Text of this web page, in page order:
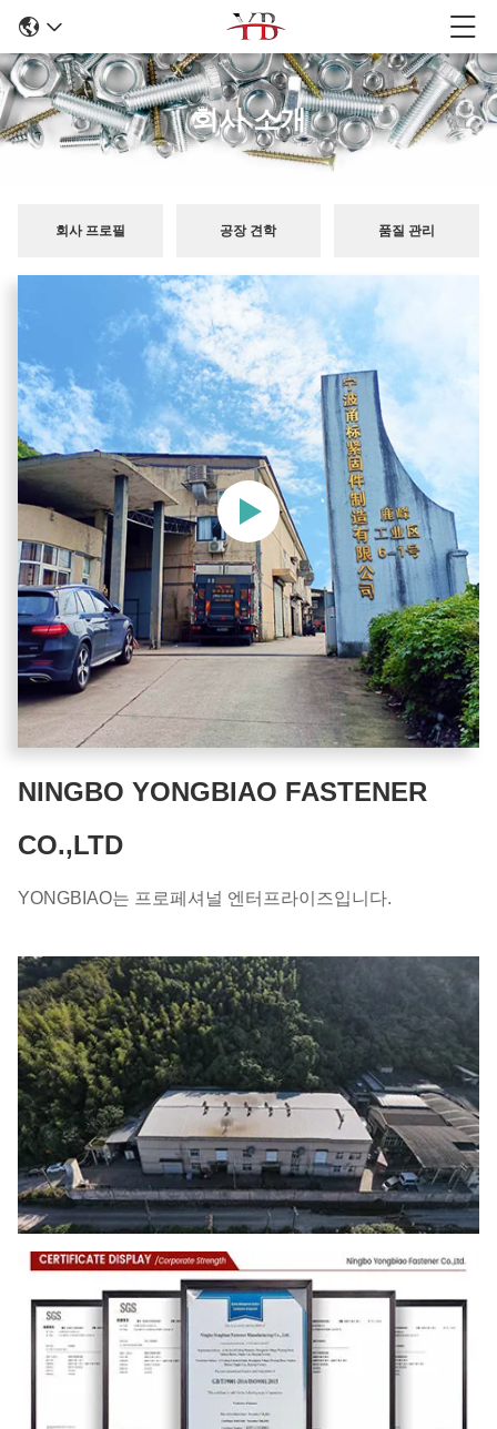
회사 소개
회사 프로필 공장 견학 품질 관리
NINGBO YONGBIAO FASTENER
CO.,LTD
YONGBIAO는 프로페셔널 엔터프라이즈입니다.